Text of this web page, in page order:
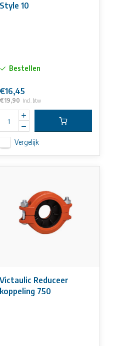
Style 10
Bestellen
€16,45
€19,90 Incl. btw
Vergelijk
Victaulic Reduceer
koppeling 750